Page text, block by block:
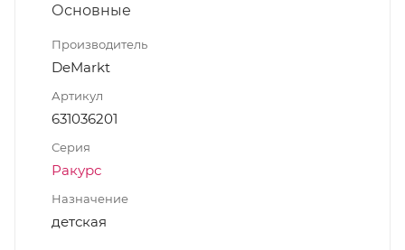
Основные
Производитель
DeMarkt
Артикул
631036201
Серия
Ракурс
Назначение
детская